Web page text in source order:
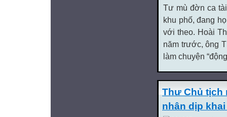
Tư mù đờn ca
khu phố, đang
với theo. Hoài
năm trước, ông
làm chuyện
Thư Chủ tịch
nhân dịp